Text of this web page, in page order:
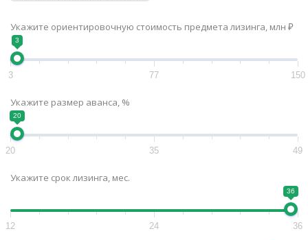
Укажите ориентировочную стоимость предмета лизинга, млн ₽
3
3 77 150
Укажите размер аванса, %
20
20 35 49
Укажите срок лизинга, мес.
36
12 24 36